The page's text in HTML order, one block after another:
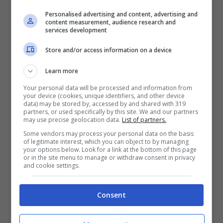
Come gatto e cane, montagna e mare, okay
Mi manchi come il pane, come il weekend
E non posso aspettarequindi ho bisogno di
te
Ehi, di quella cosa che sai fare bene
Piovono processionarie, ehi
Tra i pini della capitale noi facciamo slalom
E merci rare in una foto di una Kodak dell’82
Hai bluffato di inca**arti a bestia
Dai, ti prego, non fa’ la molesta
E lo sai bene che io sono testardo come il
Personalised advertising and content, advertising and
content measurement, audience research and
services development
Store and/or access information on a device
Learn more
Your personal data will be processed and information from
your device (cookies, unique identifiers, and other device
data) may be stored by, accessed by and shared with 319
partners, or used specifically by this site. We and our partners
may use precise geolocation data. List of partners.
Some vendors may process your personal data on the basis
of legitimate interest, which you can object to by managing
your options below. Look for a link at the bottom of this page
or in the site menu to manage or withdraw consent in privacy
and cookie settings.
Consent